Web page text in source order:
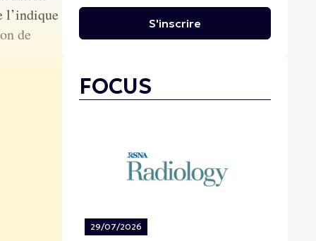
l’indique
de
S'inscrire
FOCUS
29/07/2026